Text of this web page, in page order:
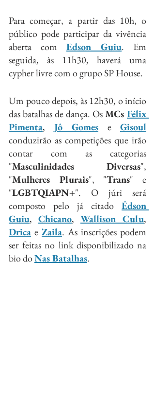
Para começar, a partir das 10h, o
público pode participar da vivência
aberta com Edson Guiu. Em
seguida, às 11h30, haverá uma
cypher livre com o grupo SP House.
Um pouco depois, às 12h30, o início
das batalhas de dança. Os MCs Félix
Pimenta, Jô Gomes e Gisoul
conduzirão as competições que irão
contar com as categorias
"Masculinidades Diversas",
"Mulheres Plurais", "Trans" e
"LGBTQIAPN+". O júri será
composto pelo já citado Édson
Guiu, Chicano, Wallison Culu
Drica e Zaila. As inscrições podem
ser feitas no link disponibilizado na
bio do Nas Batalhas.